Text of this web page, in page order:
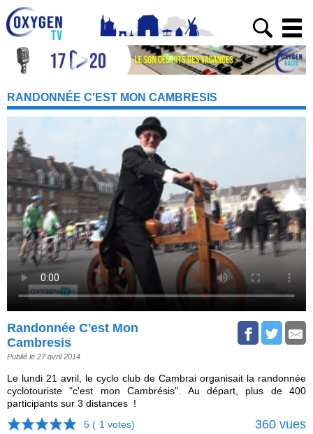
RANDONNÉE C'EST MON CAMBRESIS
Randonnée C'est Mon
Cambresis
Publié le 27 avril 2014
Le lundi 21 avril, le cyclo club de Cambrai organisait la randonnée
cyclotouriste "c'est mon Cambrésis". Au départ, plus de 400
participants sur 3 distances !
5 ( 1 votes) 360 vues